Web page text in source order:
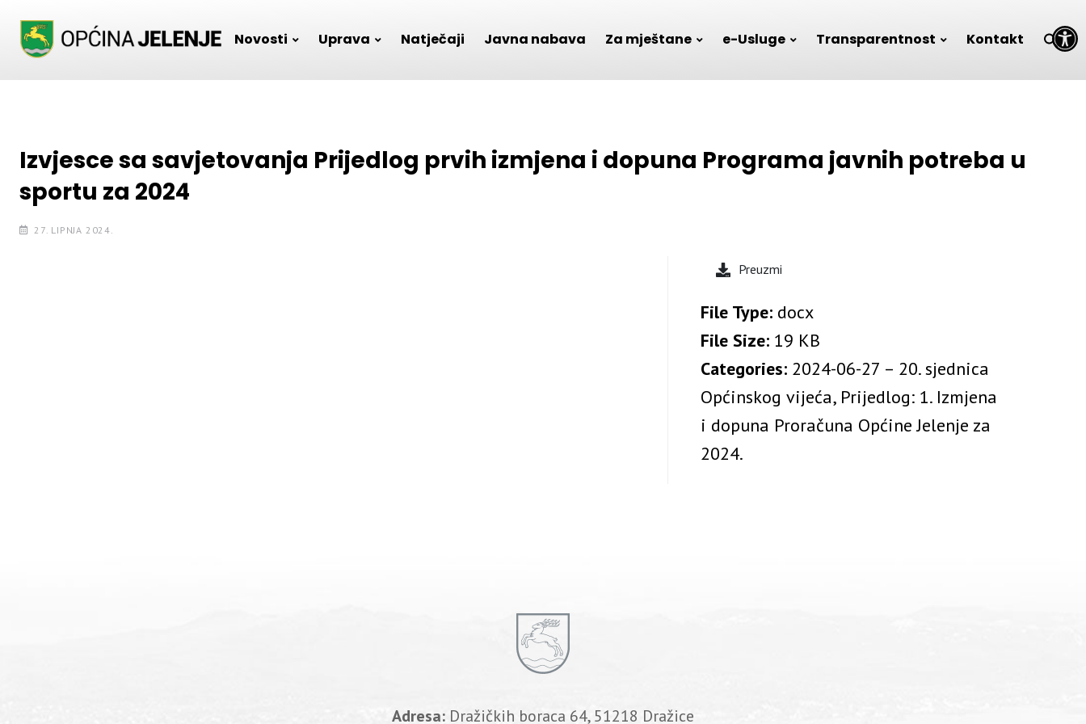
Open toolbar
Novosti Uprava Natječaji Javna nabava Za mještane e-Usluge Transparentnost Kontakt
Izvjesce sa savjetovanja Prijedlog prvih izmjena i dopuna Programa javnih potreba u
sportu za 2024
27. LIPNJA 2024.
Preuzmi
File Type: docx
File Size: 19 KB
Categories: 2024-06-27 – 20. sjednica
Općinskog vijeća, Prijedlog: 1. Izmjena
i dopuna Proračuna Općine Jelenje za
2024.
Adresa: Dražičkih boraca 64, 51218 Dražice